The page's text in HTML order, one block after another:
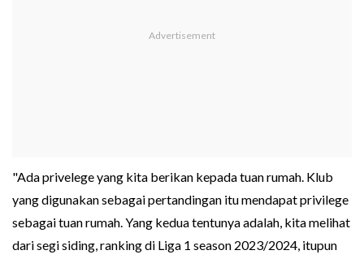
"Ada privelege yang kita berikan kepada tuan rumah. Klub
yang digunakan sebagai pertandingan itu mendapat privilege
sebagai tuan rumah. Yang kedua tentunya adalah, kita melihat
dari segi siding, ranking di Liga 1 season 2023/2024, itupun